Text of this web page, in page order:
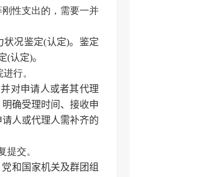
性支出的，需要一并
况鉴定(认定)。鉴定
认定)。
行。
对申请人或者其代理
确受理时间、接收申
人或代理人需补齐的
提交。
和国家机关及群团组